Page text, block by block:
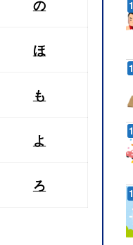
の
ほ
も
よ
ろ